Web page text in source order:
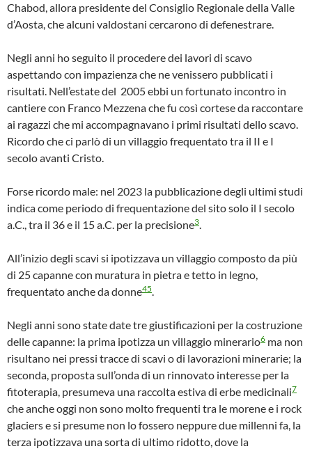
Chabod, allora presidente del Consiglio Regionale della Valle
d’Aosta, che alcuni valdostani cercarono di defenestrare.
Negli anni ho seguito il procedere dei lavori di scavo
aspettando con impazienza che ne venissero pubblicati i
risultati. Nell’estate del 2005 ebbi un fortunato incontro in
cantiere con Franco Mezzena che fu così cortese da raccontare
ai ragazzi che mi accompagnavano i primi risultati dello scavo.
Ricordo che ci parlò di un villaggio frequentato tra il II e I
secolo avanti Cristo.
Forse ricordo male: nel 2023 la pubblicazione degli ultimi studi
indica come periodo di frequentazione del sito solo il I secolo
a.C., tra il 36 e il 15 a.C. per la precisione3.
All’inizio degli scavi si ipotizzava un villaggio composto da più
di 25 capanne con muratura in pietra e tetto in legno,
frequentato anche da donne45.
Negli anni sono state date tre giustificazioni per la costruzione
delle capanne: la prima ipotizza un villaggio minerario6 ma non
risultano nei pressi tracce di scavi o di lavorazioni minerarie; la
seconda, proposta sull’onda di un rinnovato interesse per la
fitoterapia, presumeva una raccolta estiva di erbe medicinali7
che anche oggi non sono molto frequenti tra le morene e i rock
glaciers e si presume non lo fossero neppure due millenni fa, la
terza ipotizzava una sorta di ultimo ridotto, dove la